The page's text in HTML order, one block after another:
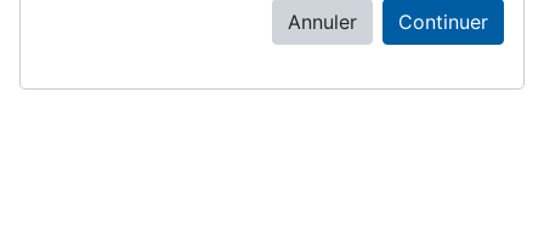
Annuler Continuer